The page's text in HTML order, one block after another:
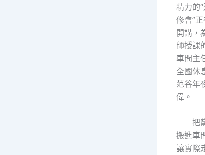
精力的“
修會”正
開講，
師授課
車間主
全國休
范谷年
偉。
把
搬進車
讓實際